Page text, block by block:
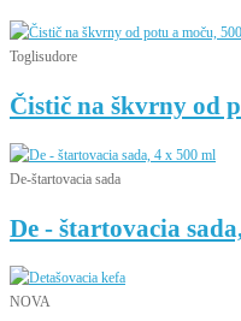
Toglisudore
Čistič na škvrny od
De-štartovacia sada
De - štartovacia
NOVA